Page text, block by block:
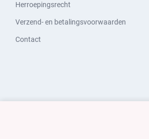
Herroepingsrecht
Verzend- en betalingsvoorwaarden
Contact